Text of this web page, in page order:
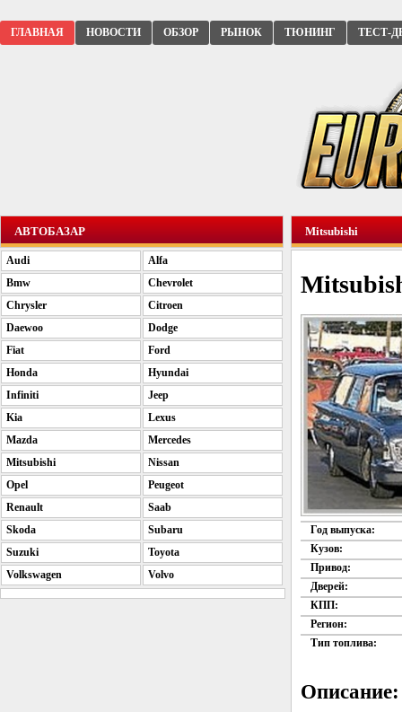
ГЛАВНАЯ НОВОСТИ ОБЗОР РЫНОК ТЮНИНГ ТЕСТ-
Mitsubishi
Год выпуска:
Кузов:
Привод:
Дверей:
КПП:
Регион:
Тип топлива:
Описание:
АВТОБАЗАР
Audi
Alfa
Bmw
Chevrolet
Chrysler
Citroen
Daewoo
Dodge
Fiat
Ford
Honda
Hyundai
Infiniti
Jeep
Kia
Lexus
Mazda
Mercedes
Mitsubishi
Nissan
Opel
Peugeot
Renault
Saab
Skoda
Subaru
Suzuki
Toyota
Volkswagen
Volvo